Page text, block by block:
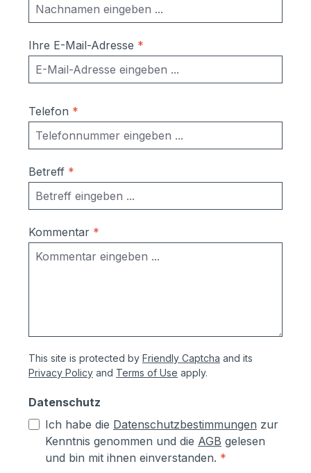
Ihre E-Mail-Adresse *
Telefon *
Betreff *
Kommentar *
This site is protected by Friendly Captcha and its
Privacy Policy and Terms of Use apply.
Datenschutz
Ich habe die Datenschutzbestimmungen zur
Kenntnis genommen und die AGB gelesen
und bin mit ihnen einverstanden. *